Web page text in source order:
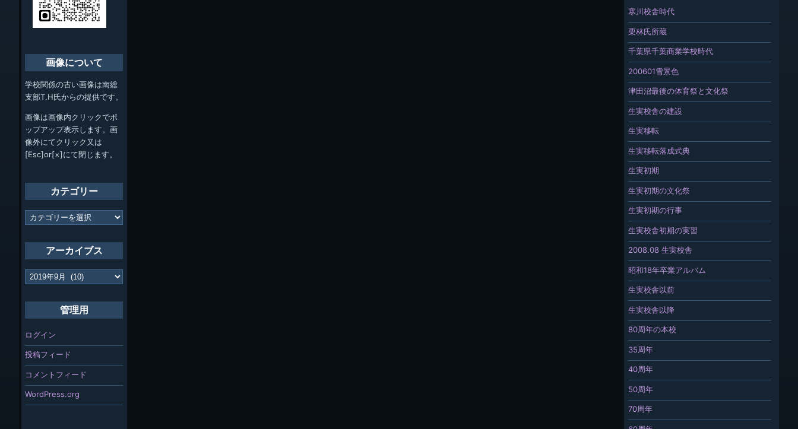
寒川校舎時代
栗林氏所蔵
千葉県千葉商業学校時代
200601雪景色
津田沼最後の体育祭と文化祭
生実校舎の建設
生実移転
生実移転落成式典
生実初期
生実初期の文化祭
生実初期の行事
生実校舎初期の実習
2008.08 生実校舎
昭和18年卒業アルバム
生実校舎以前
生実校舎以降
80周年の本校
35周年
40周年
50周年
70周年
画像について
学校関係の古い画像は南総
支部T.H氏からの提供です。
画像は画像内クリックでポ
ップアップ表示します。画
像外にてクリック又は
[Esc]or[×]にて閉じます。
カテゴリー
カ
テ
ー
アーカイブス
ア
ー
ブ
管理用
ログイン
投稿フィード
コメントフィード
WordPress.org